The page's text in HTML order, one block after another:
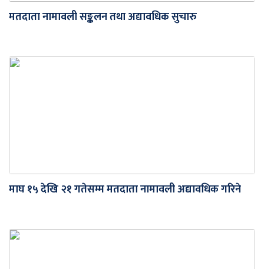
मतदाता नामावली सङ्कलन तथा अद्यावधिक सुचारु
माघ १५ देखि २१ गतेसम्म मतदाता नामावली अद्यावधिक गरिने